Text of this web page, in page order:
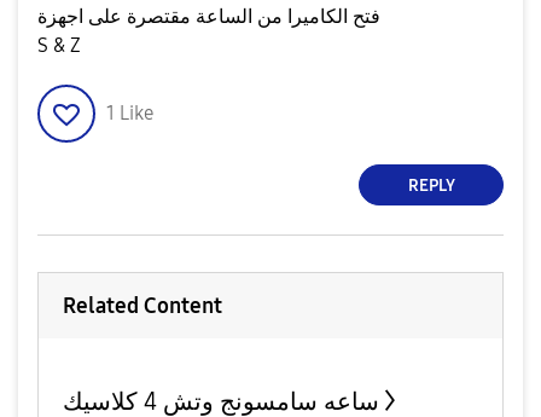
فتح الكاميرا من الساعة مقتصرة على اجهزة
S & Z
1 Like
REPLY
Related Content
ساعه سامسونج وتش 4 كلاسيك